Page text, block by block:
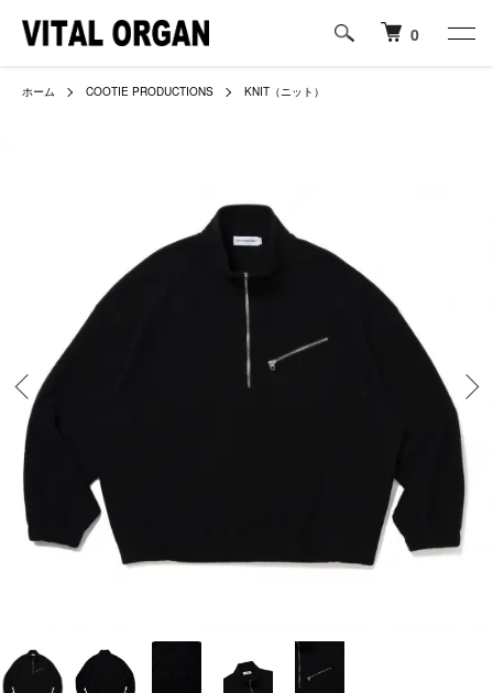
0
ホーム COOTIE PRODUCTIONS KNIT（ニット）